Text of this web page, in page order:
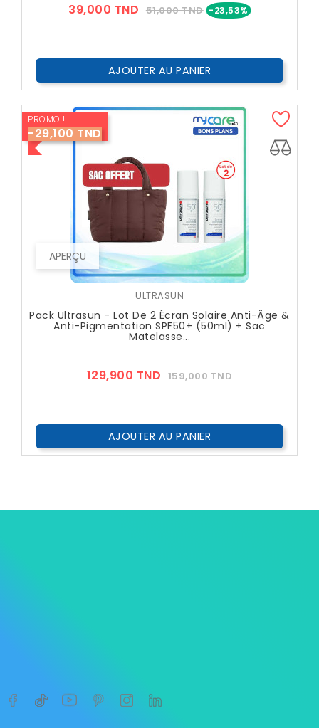
39,000 TND Prix
51,000 TND -23,53% Prix
AJOUTER AU PANIER
APERÇU
PROMO !
-29,100 TND
ULTRASUN
Pack Ultrasun - Lot De 2 Écran Solaire Anti-Âge &
Anti-Pigmentation SPF50+ (50ml) + Sac
Matelasse...
129,900 TND Prix
159,000 TNDPrix
AJOUTER AU PANIER